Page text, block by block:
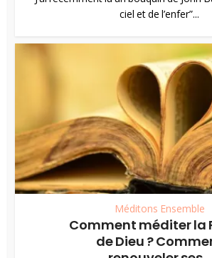
ciel et de l’enfer”...
Méditons Ensemble
Comment méditer la
de Dieu ?